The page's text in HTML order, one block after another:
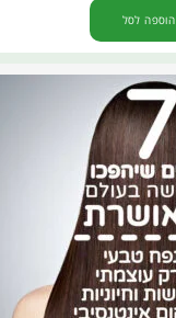
הוספה לסל